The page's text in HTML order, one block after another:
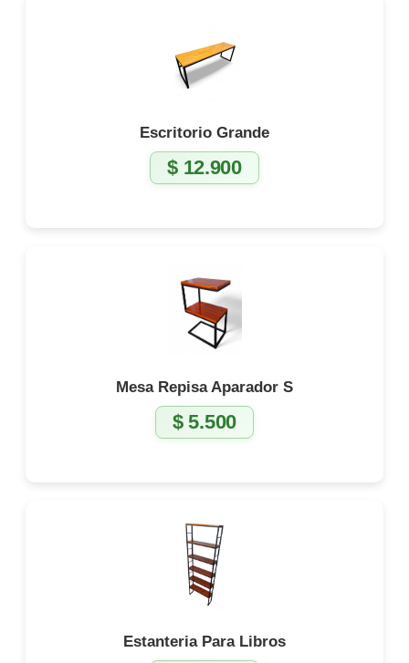
Escritorio Grande
$12.900
Mesa Repisa Aparador S
$5.500
Estanteria Para Libros